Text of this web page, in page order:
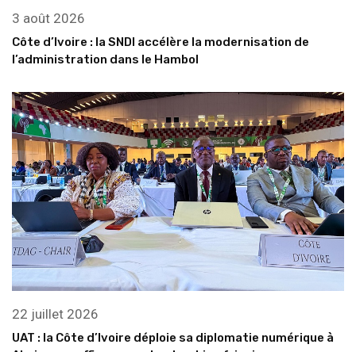
3 août 2026
Côte d’Ivoire : la SNDI accélère la modernisation de
l’administration dans le Hambol
22 juillet 2026
UAT : la Côte d’Ivoire déploie sa diplomatie numérique à